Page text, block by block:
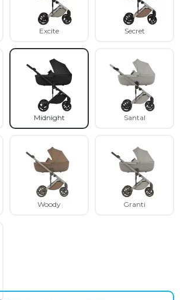
Excite Secret
Midnight Santal
Woody Granti